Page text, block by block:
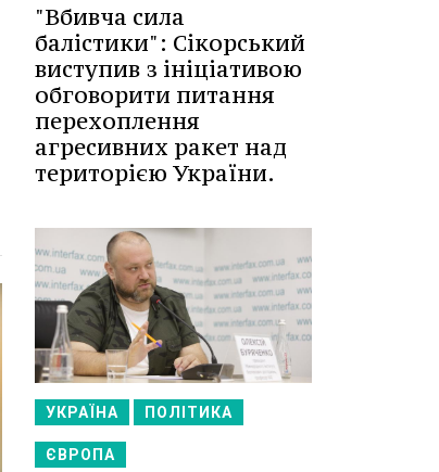
"Вбивча сила
балістики": Сікорський
виступив з ініціативою
обговорити питання
перехоплення
агресивних ракет над
територією України.
УКРАЇНА ПОЛІТИКА
ЄВРОПА